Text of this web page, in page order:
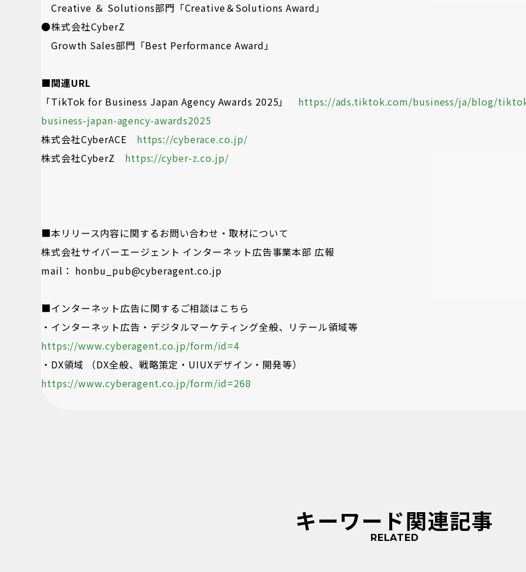
Creative ＆ Solutions部門「Creative＆Solutions Award」
●株式会社CyberZ
Growth Sales部門「Best Performance Award」
■関連URL
「TikTok for Business Japan Agency Awards 2025」 https://ads.tiktok.com/business/ja/blog/
business-japan-agency-awards2025
株式会社CyberACE https://cyberace.co.jp/
株式会社CyberZ https://cyber-z.co.jp/
■本リリース内容に関するお問い合わせ・取材について
株式会社サイバーエージェント インターネット広告事業本部 広報
mail： honbu_pub@cyberagent.co.jp
■インターネット広告に関するご相談はこちら
・インターネット広告・デジタルマーケティング全般、リテール領域等
https://www.cyberagent.co.jp/form/id=4
・DX領域 （DX全般、戦略策定・UIUXデザイン・開発等）
https://www.cyberagent.co.jp/form/id=268
キーワード関連記事
RELATED